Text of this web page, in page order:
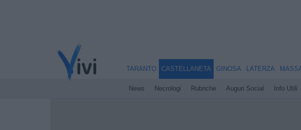
TARANTO CASTELLANETA
News Necrologi Rubriche Auguri Social Info Utili
GINOSA LATERZA